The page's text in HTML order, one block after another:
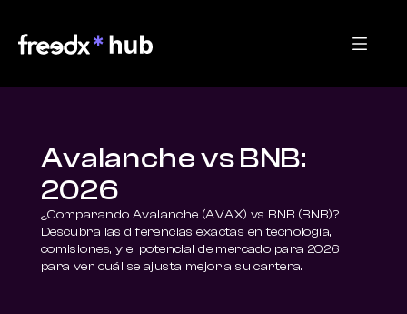
Avalanche vs BNB:
2026
¿Comparando Avalanche (AVAX) vs BNB (BNB)?
Descubra las diferencias exactas en tecnología,
comisiones, y el potencial de mercado para 2026
para ver cuál se ajusta mejor a su cartera.